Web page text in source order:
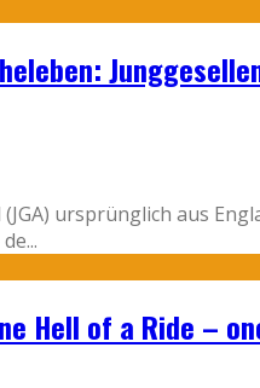
ursprünglich aus
...
Hell of a Ride –